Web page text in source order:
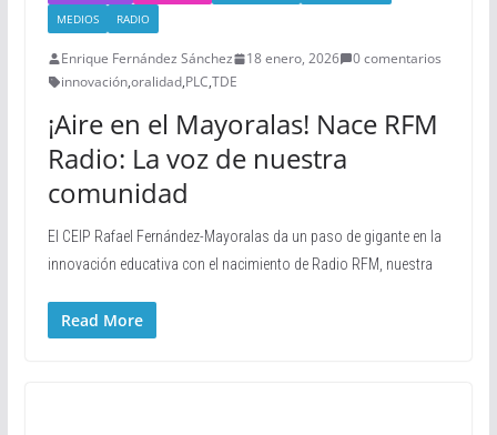
MEDIOS
RADIO
Enrique Fernández Sánchez 18 enero, 2026
0 comentarios
innovación,oralidad,PLC,TDE
¡Aire en el Mayoralas! Nace RFM
Radio: La voz de nuestra
comunidad
El CEIP Rafael Fernández-Mayoralas da un paso de gigante en la
innovación educativa con el nacimiento de Radio RFM, nuestra
Read More